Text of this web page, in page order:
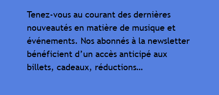
Tenez-vous au courant des dernières
nouveautés en matière de musique et
événements. Nos abonnés à la newsletter
bénéficient d’un accès anticipé aux
billets, cadeaux, réductions…